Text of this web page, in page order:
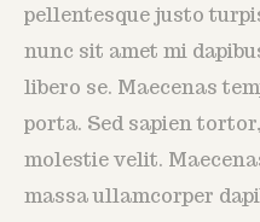
pellentesque justo
nunc sit amet mi
libero se. Maecenas
porta. Sed sapien
molestie velit.
massa ullamcorper